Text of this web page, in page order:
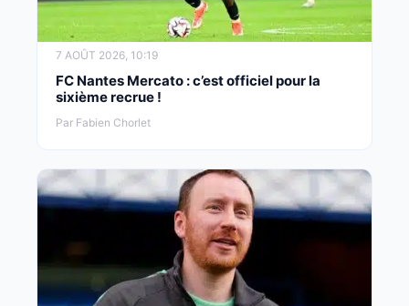
7 AOÛT 2026, 10:19
FC Nantes Mercato : c’est officiel pour la
sixième recrue !
Par Fabien Chorlet